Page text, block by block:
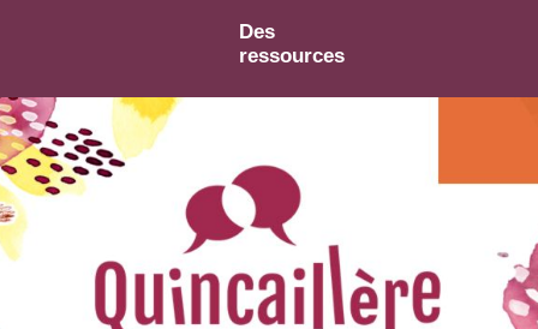
Des
ressources